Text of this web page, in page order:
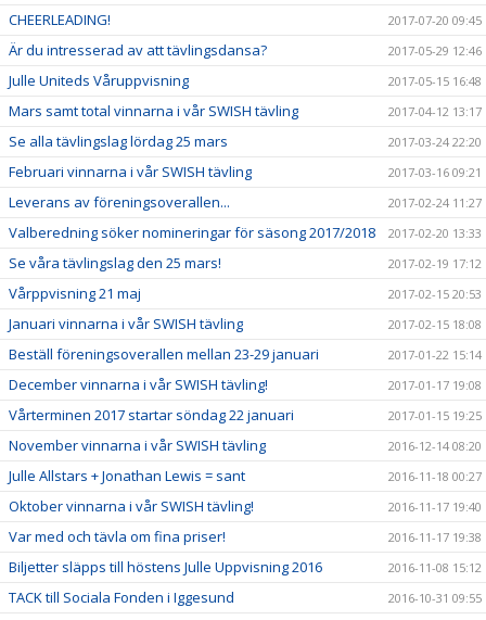
CHEERLEADING! 2017-07-20 09:45
Är du intresserad av att tävlingsdansa? 2017-05-29 12:46
Julle Uniteds Våruppvisning 2017-05-15 16:48
Mars samt total vinnarna i vår SWISH tävling 2017-04-12 13:17
Se alla tävlingslag lördag 25 mars 2017-03-24 22:20
Februari vinnarna i vår SWISH tävling 2017-03-16 09:21
Leverans av föreningsoverallen... 2017-02-24 11:27
Valberedning söker nomineringar för säsong 2017/2018 2017-02-20 13:33
Se våra tävlingslag den 25 mars! 2017-02-19 17:12
Vårppvisning 21 maj 2017-02-15 20:53
Januari vinnarna i vår SWISH tävling 2017-02-15 18:08
Beställ föreningsoverallen mellan 23-29 januari 2017-01-22 15:14
December vinnarna i vår SWISH tävling! 2017-01-17 19:08
Vårterminen 2017 startar söndag 22 januari 2017-01-15 19:25
November vinnarna i vår SWISH tävling 2016-12-14 08:20
Julle Allstars + Jonathan Lewis = sant 2016-11-18 00:27
Oktober vinnarna i vår SWISH tävling! 2016-11-17 19:40
Var med och tävla om fina priser! 2016-11-17 19:38
Biljetter släpps till höstens Julle Uppvisning 2016 2016-11-08 15:12
TACK till Sociala Fonden i Iggesund 2016-10-31 09:55